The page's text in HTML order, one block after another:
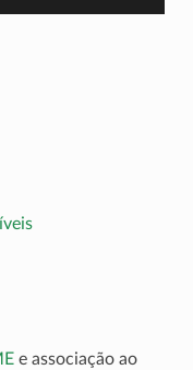
e associação ao